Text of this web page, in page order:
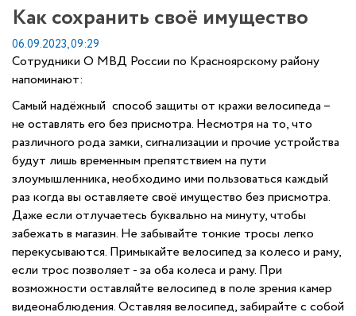
Как сохранить своё имущество
06.09.2023, 09:29
Сотрудники О МВД России по Красноярскому району
напоминают:
Самый надёжный способ защиты от кражи велосипеда –
не оставлять его без присмотра. Несмотря на то, что
различного рода замки, сигнализации и прочие устройства
будут лишь временным препятствием на пути
злоумышленника, необходимо ими пользоваться каждый
раз когда вы оставляете своё имущество без присмотра.
Даже если отлучаетесь буквально на минуту, чтобы
забежать в магазин. Не забывайте тонкие тросы легко
перекусываются. Примыкайте велосипед за колесо и раму,
если трос позволяет - за оба колеса и раму. При
возможности оставляйте велосипед в поле зрения камер
видеонаблюдения. Оставляя велосипед, забирайте с собой